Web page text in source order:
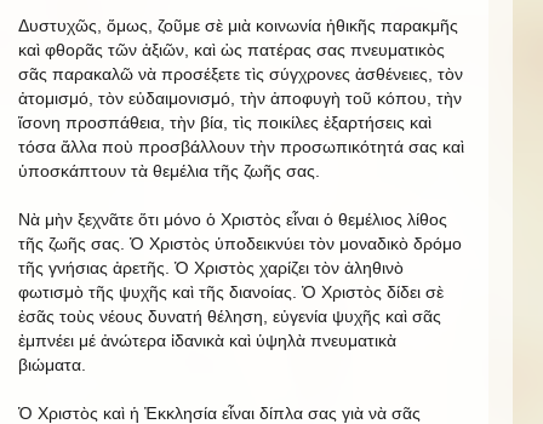
Δυστυχῶς, ὅμως, ζοῦμε σὲ μιὰ κοινωνία ἠθικῆς παρακμῆς
καὶ φθορᾶς τῶν ἀξιῶν, καὶ ὡς πατέρας σας πνευματικὸς
σᾶς παρακαλῶ νὰ προσέξετε τὶς σύγχρονες ἀσθένειες, τὸν
ἀτομισμό, τὸν εὐδαιμονισμό, τὴν ἀποφυγὴ τοῦ κόπου, τὴν
ἴσονη προσπάθεια, τὴν βία, τὶς ποικίλες ἐξαρτήσεις καὶ
τόσα ἄλλα ποὺ προσβάλλουν τὴν προσωπικότητά σας καὶ
ὑποσκάπτουν τὰ θεμέλια τῆς ζωῆς σας.
Νὰ μὴν ξεχνᾶτε ὅτι μόνo ὁ Χριστὸς εἶναι ὁ θεμέλιος λίθος
τῆς ζωῆς σας. Ὁ Χριστὸς ὑποδεικνύει τὸν μοναδικὸ δρόμο
τῆς γνήσιας ἀρετῆς. Ὁ Χριστὸς χαρίζει τὸν ἀληθινὸ
φωτισμὸ τῆς ψυχῆς καὶ τῆς διανοίας. Ὁ Χριστὸς δίδει σὲ
ἐσᾶς τοὺς νέους δυνατή θέληση, εὐγενία ψυχῆς καὶ σᾶς
ἐμπνέει μέ ἀνώτερα ἰδανικὰ καὶ ὑψηλὰ πνευματικὰ
βιώματα.
Ὁ Χριστὸς καὶ ἡ Ἐκκλησία εἶναι δίπλα σας γιὰ νὰ σᾶς